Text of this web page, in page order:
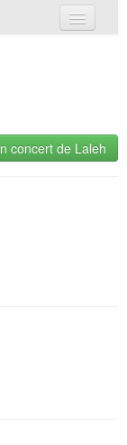
concert de Laleh